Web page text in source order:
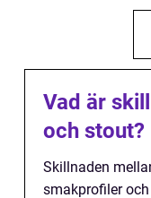
Vad är
och stout?
Skillnaden
smakprofiler